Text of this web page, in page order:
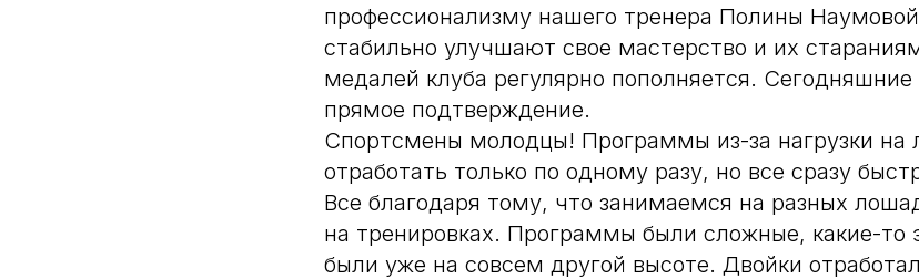
профессионализму нашего тренера Полины
стабильно улучшают свое мастерство и их
медалей клуба регулярно пополняется.
прямое подтверждение.
Спортсмены молодцы! Программы из-за нагрузки на
отработать только по одному разу, но все сразу
Все благодаря тому, что занимаемся на разных
на тренировках. Программы были сложные, какие-то
были уже на совсем другой высоте. Двойки